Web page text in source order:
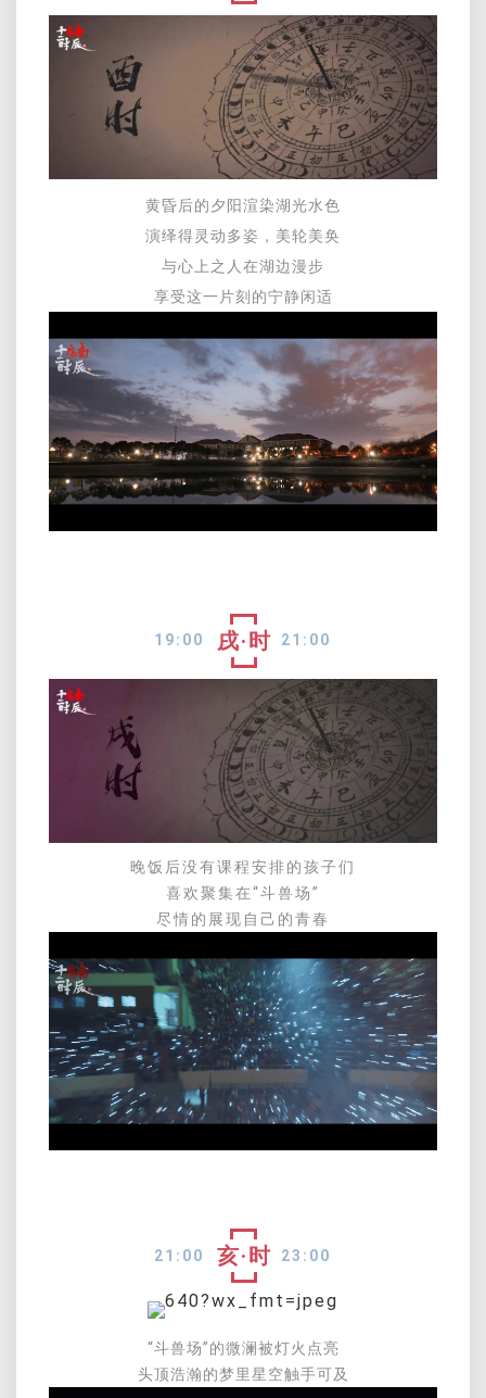
黄昏后的夕阳渲染湖光水色
演绎得灵动多姿，美轮美奂
与心上之人在湖边漫步
享受这一片刻的宁静闲适
19:00 戌·时 21:00
晚饭后没有课程安排的孩子们
喜欢聚集在“斗兽场”
尽情的展现自己的青春
21:00 亥·时 23:00
“斗兽场”的微澜被灯火点亮
头顶浩瀚的梦里星空触手可及